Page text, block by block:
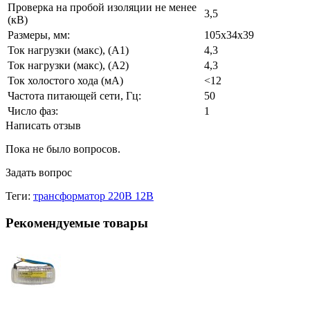
Проверка на пробой изоляции не менее
(кВ)
3,5
Размеры, мм:
105х34х39
Ток нагрузки (макс), (А1)
4,3
Ток нагрузки (макс), (А2)
4,3
Ток холостого хода (мА)
<12
Частота питающей сети, Гц:
50
Число фаз:
1
Написать отзыв
Пока не было вопросов.
Задать вопрос
Теги: трансформатор 220В 12В
Рекомендуемые товары